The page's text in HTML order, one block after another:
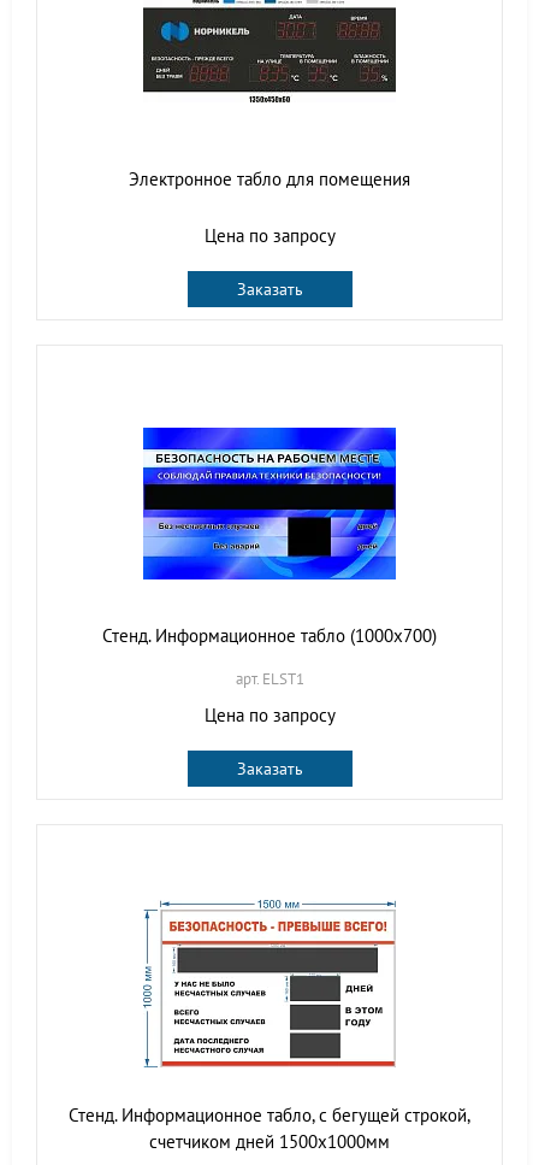
Электронное табло для помещения
Цена по запросу
Заказать
Стенд. Информационное табло (1000х700)
арт. ELST1
Цена по запросу
Заказать
Стенд. Информационное табло, с бегущей строкой,
счетчиком дней 1500х1000мм